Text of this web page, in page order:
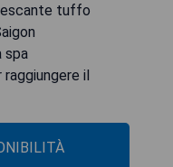
tuffo
spa
il